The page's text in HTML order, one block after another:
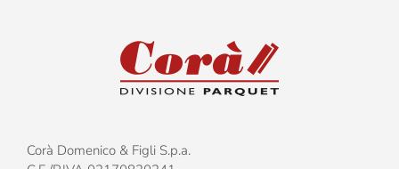
Corà Domenico & Figli S.p.a.